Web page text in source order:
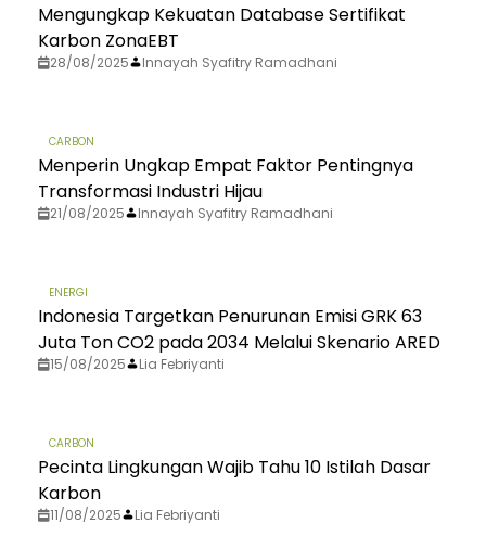
Mengungkap Kekuatan Database Sertifikat
Karbon ZonaEBT
28/08/2025 Innayah Syafitry Ramadhani
CARBON
Menperin Ungkap Empat Faktor Pentingnya
Transformasi Industri Hijau
21/08/2025 Innayah Syafitry Ramadhani
ENERGI
Indonesia Targetkan Penurunan Emisi GRK 63
Juta Ton CO2 pada 2034 Melalui Skenario ARED
15/08/2025 Lia Febriyanti
CARBON
Pecinta Lingkungan Wajib Tahu 10 Istilah Dasar
Karbon
11/08/2025 Lia Febriyanti